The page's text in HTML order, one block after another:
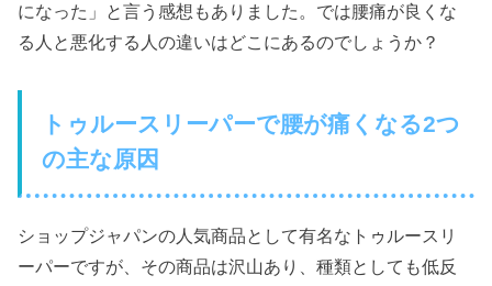
になった」と言う感想もありました。では腰痛が良くな
る人と悪化する人の違いはどこにあるのでしょうか？
トゥルースリーパーで腰が痛くなる2つ
の主な原因
ショップジャパンの人気商品として有名なトゥルースリ
ーパーですが、その商品は沢山あり、種類としても低反